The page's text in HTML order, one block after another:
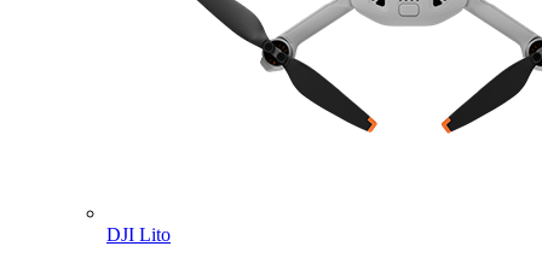
DJI Lito